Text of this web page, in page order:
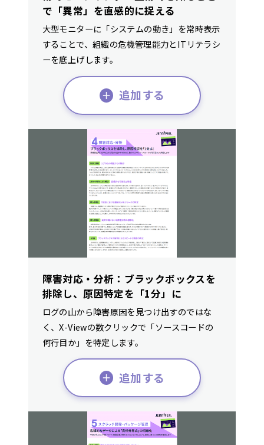
で「異常」を直感的に捉える
大型モニターに「システムの動き」を常時表示
することで、組織の危機管理能力とITリテラシ
ーを底上げします。
追加する
障害対応・分析：ブラックボックスを
排除し、原因特定を「1分」に
ログの山から障害原因を見つけ出すのではな
く、X-Viewの数クリックで「ソースコードの
何行目か」を特定します。
追加する